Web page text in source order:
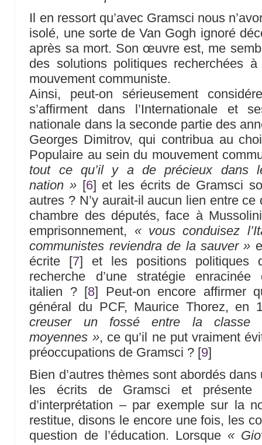
Il en ressort qu’avec Gramsci nous
isolé, une sorte de Van Gogh ignoré
après sa mort. Son œuvre est, me
des solutions politiques recherchées
mouvement communiste.
Ainsi, peut-on sérieusement
s’affirment dans l’Internationale et
nationale dans la seconde partie des
Georges Dimitrov, qui contribua au
Populaire au sein du mouvement
tout ce qu’il y a de précieux dans
nation » [6] et les écrits de Gramsci
autres ? N’y aurait-il aucun lien entre
chambre des députés, face à
emprisonnement, « vous conduisez
communistes reviendra de la sauver »
écrite [7] et les positions politiques
recherche d’une stratégie
italien ?[8] Peut-on encore affirmer
général du PCF, Maurice Thorez, en
creuser un fossé entre la classe
moyennes », ce qu’il ne put vraiment
préoccupations de Gramsci ? [9]
Bien d’autres thèmes sont abordés
les écrits de Gramsci et présente
d’interprétation – par exemple sur la
restitue, disons le encore une fois, les
question de l’éducation. Lorsque «